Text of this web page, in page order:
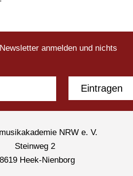
anmelden und nichts
Eintragen
NRW e. V.
Steinweg 2
Heek-Nienborg